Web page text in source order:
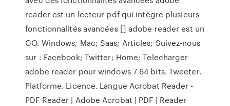
reader est un lecteur pdf qui intègre plusieurs
fonctionnalités avancées [] adobe reader est un
GO. Windows; Mac; Saas; Articles; Suivez-nous
sur : Facebook; Twitter; Home; Telecharger
adobe reader pour windows 7 64 bits. Tweeter.
Platforme. Licence. Langue Acrobat Reader -
PDF Reader | Adobe Acrobat | PDF | Reader